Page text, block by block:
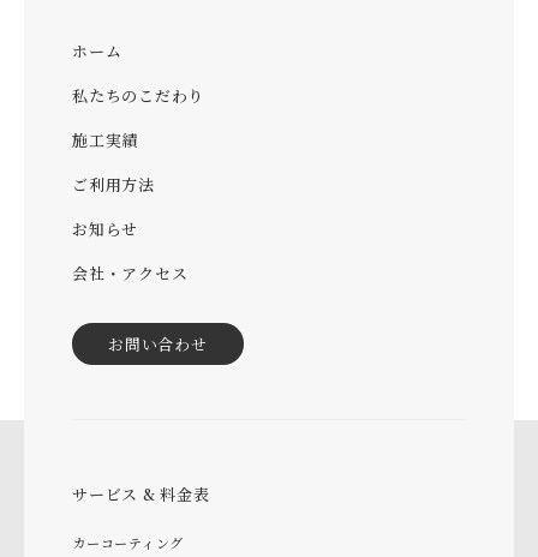
ホーム
私たちのこだわり
施工実績
ご利用方法
お知らせ
会社・アクセス
お問い合わせ
サービス & 料金表
カーコーティング